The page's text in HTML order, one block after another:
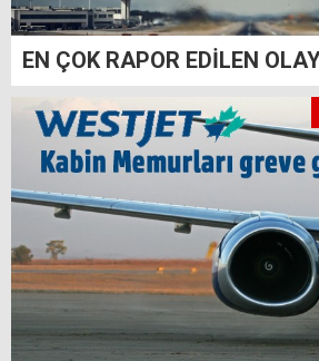
EN ÇOK RAPOR EDİLEN